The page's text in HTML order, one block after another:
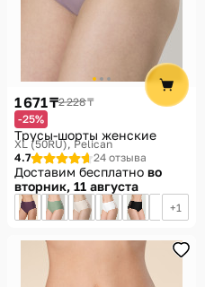
1 671 ₸2 228 ₸
-25%
Трусы-шорты женские
XL (50RU) Pelican
4.7
24 отзыва
Доставим бесплатно во
вторник, 11 августа
1